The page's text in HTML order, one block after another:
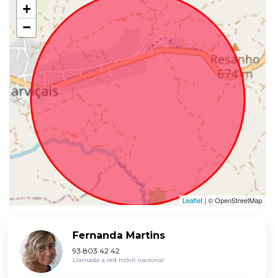
+
−
Leaflet | © OpenStreetMap
Fernanda Martins
93 803 42 42
Llamada a red móvil nacional